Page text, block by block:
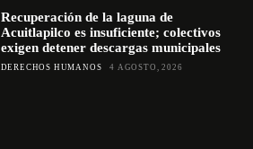
Recuperación de la laguna de
Acuitlapilco es insuficiente; colectivos
exigen detener descargas municipales
DERECHOS HUMANOS 4 AGOSTO, 2026